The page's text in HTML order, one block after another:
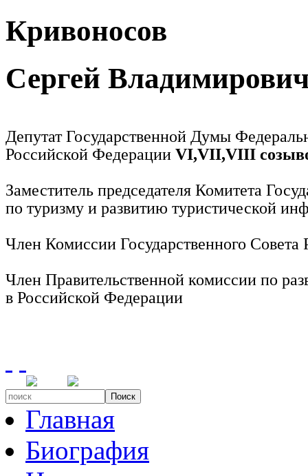
Кривоносов
Сергей
Депутат Государственной Думы
Российской Федерации VI,VII,VIII
Заместитель председателя Комитета
по туризму и развитию туристической
Член Комиссии Государственного
Член Правительственной комиссии по
в Российской Федерации
Поиск
Главная
Биография